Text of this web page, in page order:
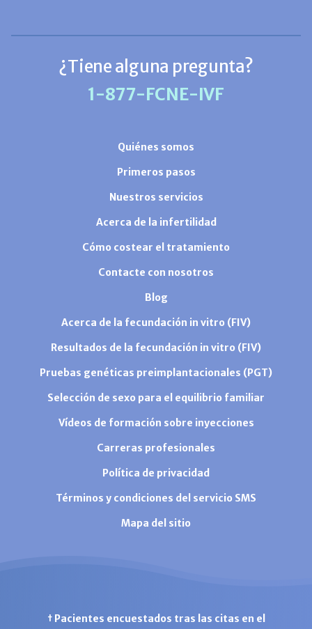
¿Tiene alguna pregunta?
1-877-FCNE-IVF
Quiénes somos
Primeros pasos
Nuestros servicios
Acerca de la infertilidad
Cómo costear el tratamiento
Contacte con nosotros
Blog
Acerca de la fecundación in vitro (FIV)
Resultados de la fecundación in vitro (FIV)
Pruebas genéticas preimplantacionales (PGT)
Selección de sexo para el equilibrio familiar
Vídeos de formación sobre inyecciones
Carreras profesionales
Política de privacidad
Términos y condiciones del servicio SMS
Mapa del sitio
† Pacientes encuestados tras las citas en el